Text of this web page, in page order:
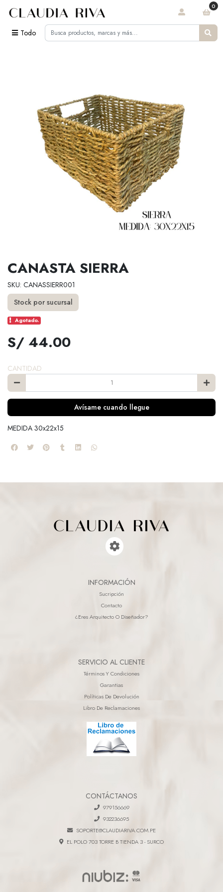
Todo
0
CANASTA SIERRA
SKU: CANASSIERR001
Stock por sucursal
Agotado.
S/ 44.00
CANTIDAD
Avísame cuando llegue
MEDIDA 30x22x15
INFORMACIÓN
Sucripción
Contacto
¿eres Arquitecto O Diseñador?
SERVICIO AL CLIENTE
Términos Y Condiciones
Garantias
Políticas De Devolución
Libro De Reclamaciones
CONTÁCTANOS
979156669
932236695
SOPORTE@CLAUDIARIVA.COM.PE
EL POLO 703 TORRE B TIENDA 3 - SURCO